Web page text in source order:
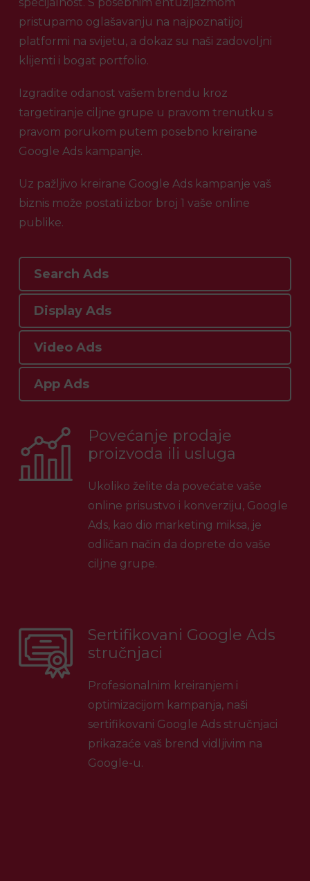
pristupamo oglašavanju na najpoznatijoj
platformi na svijetu, a dokaz su naši zadovoljni
klijenti i bogat portfolio.
Izgradite odanost vašem brendu kroz
targetiranje ciljne grupe u pravom trenutku s
pravom porukom putem posebno kreirane
Google Ads kampanje.
Uz pažljivo kreirane Google Ads kampanje vaš
biznis može postati izbor broj 1 vaše online
publike.
Search Ads
Display Ads
Video Ads
App Ads
Povećanje prodaje
proizvoda ili usluga
Ukoliko želite da povećate vaše
online prisustvo i konverziju, Google
Ads, kao dio marketing miksa, je
odličan način da doprete do vaše
ciljne grupe.
Sertifikovani Google Ads
stručnjaci
Profesionalnim kreiranjem i
optimizacijom kampanja, naši
sertifikovani Google Ads stručnjaci
prikazaće vaš brend vidljivim na
Google-u.